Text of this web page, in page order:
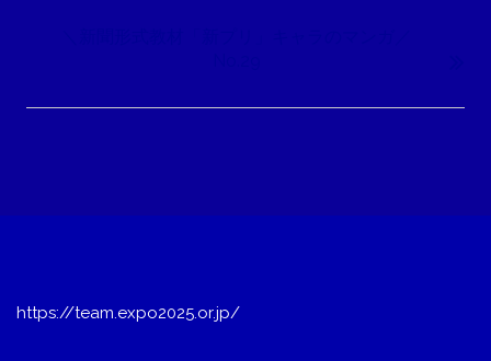
ョ
https://team.expo2025.or.jp/